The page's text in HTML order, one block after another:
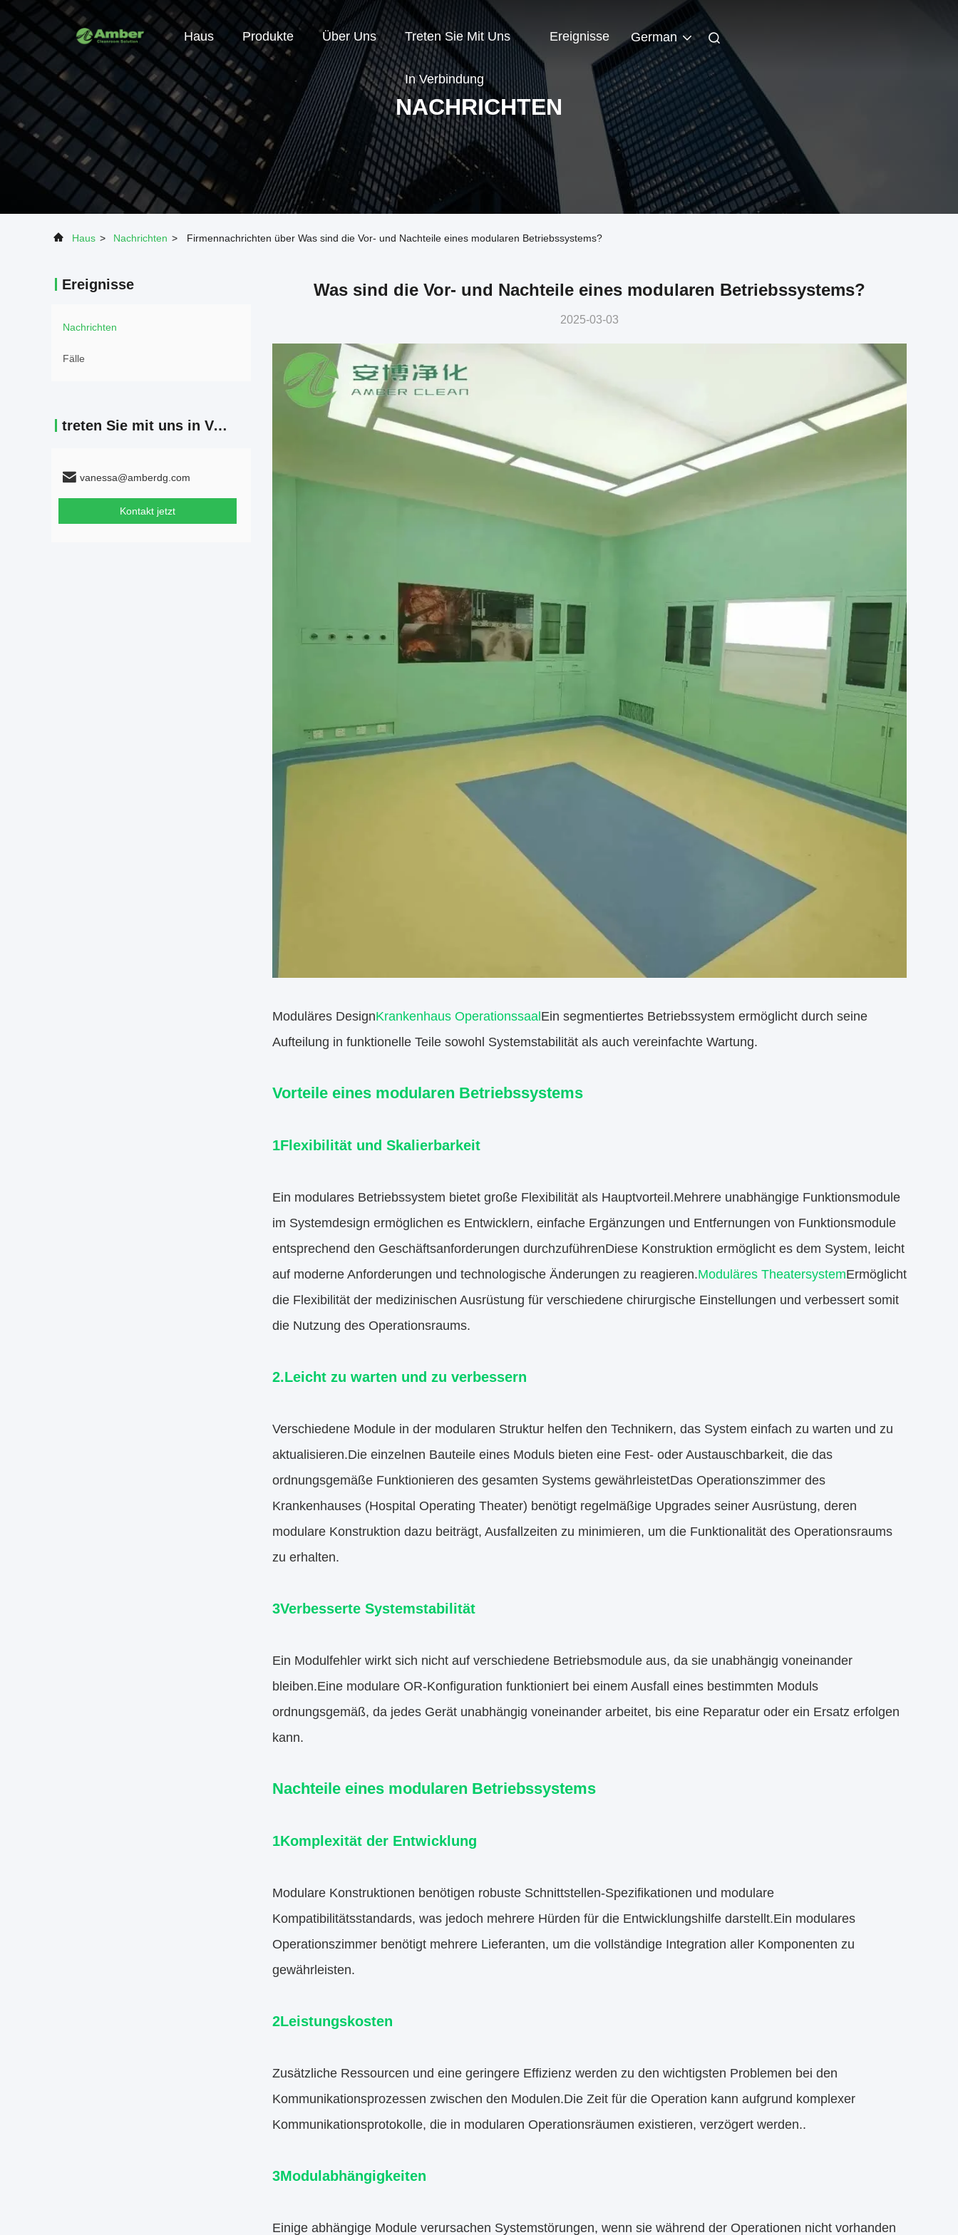
Haus Produkte Über Uns Treten Sie Mit Uns
In Verbindung
Ereignisse German
NACHRICHTEN
Haus > Nachrichten > Firmennachrichten über Was sind die Vor- und Nachteile eines modularen Betriebssystems?
Ereignisse
Nachrichten
Fälle
treten Sie mit uns in Verbindung
vanessa@amberdg.com
Kontakt jetzt
Was sind die Vor- und Nachteile eines modularen Betriebssystems?
2025-03-03
Moduläres DesignKrankenhaus Operationssaal Ein segmentiertes Betriebssystem ermöglicht durch seine
Aufteilung in funktionelle Teile sowohl Systemstabilität als auch vereinfachte Wartung.
Vorteile eines modularen Betriebssystems
1Flexibilität und Skalierbarkeit
Ein modulares Betriebssystem bietet große Flexibilität als Hauptvorteil.Mehrere unabhängige Funktionsmodule
im Systemdesign ermöglichen es Entwicklern, einfache Ergänzungen und Entfernungen von Funktionsmodule
entsprechend den Geschäftsanforderungen durchzuführenDiese Konstruktion ermöglicht es dem System, leicht
auf moderne Anforderungen und technologische Änderungen zu reagieren.Moduläres TheatersystemErmöglicht
die Flexibilität der medizinischen Ausrüstung für verschiedene chirurgische Einstellungen und verbessert somit
die Nutzung des Operationsraums.
2.Leicht zu warten und zu verbessern
Verschiedene Module in der modularen Struktur helfen den Technikern, das System einfach zu warten und zu
aktualisieren.Die einzelnen Bauteile eines Moduls bieten eine Fest- oder Austauschbarkeit, die das
ordnungsgemäße Funktionieren des gesamten Systems gewährleistetDas Operationszimmer des
Krankenhauses (Hospital Operating Theater) benötigt regelmäßige Upgrades seiner Ausrüstung, deren
modulare Konstruktion dazu beiträgt, Ausfallzeiten zu minimieren, um die Funktionalität des Operationsraums
zu erhalten.
3Verbesserte Systemstabilität
Ein Modulfehler wirkt sich nicht auf verschiedene Betriebsmodule aus, da sie unabhängig voneinander
bleiben.Eine modulare OR-Konfiguration funktioniert bei einem Ausfall eines bestimmten Moduls
ordnungsgemäß, da jedes Gerät unabhängig voneinander arbeitet, bis eine Reparatur oder ein Ersatz erfolgen
kann.
Nachteile eines modularen Betriebssystems
1Komplexität der Entwicklung
Modulare Konstruktionen benötigen robuste Schnittstellen-Spezifikationen und modulare
Kompatibilitätsstandards, was jedoch mehrere Hürden für die Entwicklungshilfe darstellt.Ein modulares
Operationszimmer benötigt mehrere Lieferanten, um die vollständige Integration aller Komponenten zu
gewährleisten.
2Leistungskosten
Zusätzliche Ressourcen und eine geringere Effizienz werden zu den wichtigsten Problemen bei den
Kommunikationsprozessen zwischen den Modulen.Die Zeit für die Operation kann aufgrund komplexer
Kommunikationsprotokolle, die in modularen Operationsräumen existieren, verzögert werden..
3Modulabhängigkeiten
Einige abhängige Module verursachen Systemstörungen, wenn sie während der Operationen nicht vorhanden